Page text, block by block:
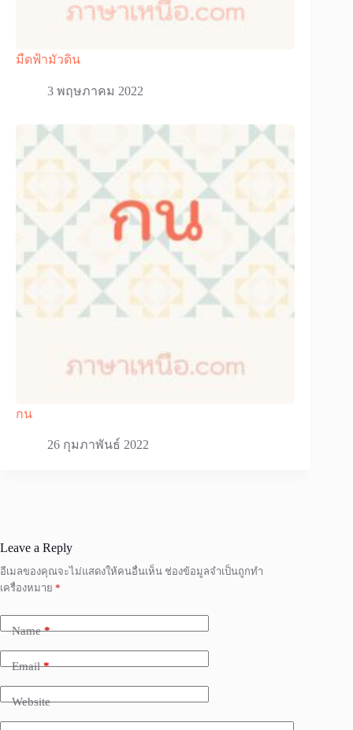
มืดฟ้ามัวดิน
3 พฤษภาคม 2022
กน
26 กุมภาพันธ์ 2022
Leave a Reply
อีเมลของคุณจะไม่แสดงให้คนอื่นเห็น ช่องข้อมูลจำเป็นถูกทำ
เครื่องหมาย *
Name*
Email*
Website